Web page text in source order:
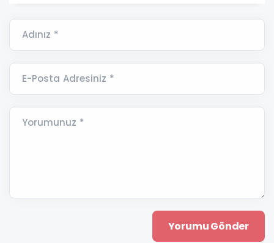
Adınız *
E-Posta Adresiniz *
Yorumunuz *